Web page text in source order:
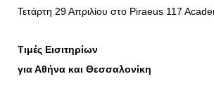
Τετάρτη 29 Απριλίου στο Piraeus 117
Τιμές Εισιτηρίων
για Αθήνα και Θεσσαλονίκη